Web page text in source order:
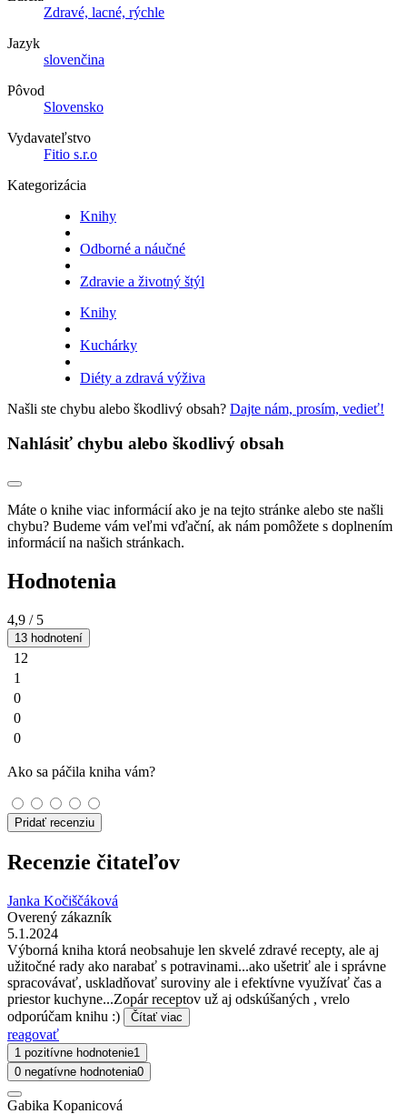
Zdravé, lacné, rýchle
Jazyk
slovenčina
Pôvod
Slovensko
Vydavateľstvo
Fitio s.r.o
Kategorizácia
Knihy
Odborné a náučné
Zdravie a životný štýl
Knihy
Kuchárky
Diéty a zdravá výživa
Našli ste chybu alebo škodlivý obsah? Dajte nám, prosím, vedieť!
Nahlásiť chybu alebo škodlivý obsah
Máte o knihe viac informácií ako je na tejto stránke alebo ste našli
chybu? Budeme vám veľmi vďační, ak nám pomôžete s doplnením
informácií na našich stránkach.
Hodnotenia
4,9 / 5
13 hodnotení
12
1
0
0
0
Ako sa páčila kniha vám?
Pridať recenziu
Recenzie čitateľov
Janka Kočiščáková
Overený zákazník
5.1.2024
Výborná kniha ktorá neobsahuje len skvelé zdravé recepty, ale aj
užitočné rady ako narabať s potravinami...ako ušetriť ale i správne
spracovávať, uskladňovať suroviny ale i efektívne využívať čas a
priestor kuchyne...Zopár receptov už aj odskúšaných , vrelo
odporúčam knihu :)
Čítať viac
reagovať
1 pozitívne hodnotenie1
0 negatívne hodnotenia0
Gabika Kopanicová